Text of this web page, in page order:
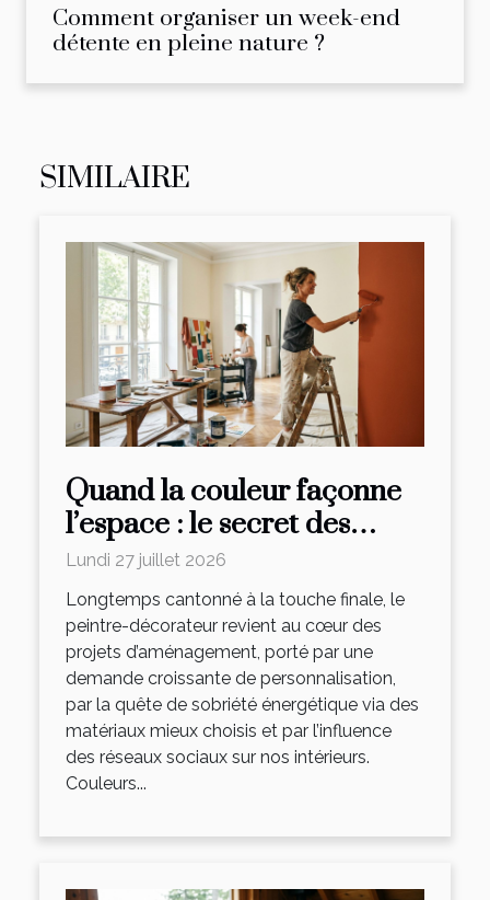
Comment organiser un week-end
détente en pleine nature ?
SIMILAIRE
Quand la couleur façonne
l’espace : le secret des
peintres-décorateurs
Lundi 27 juillet 2026
Longtemps cantonné à la touche finale, le
peintre-décorateur revient au cœur des
projets d’aménagement, porté par une
demande croissante de personnalisation,
par la quête de sobriété énergétique via des
matériaux mieux choisis et par l’influence
des réseaux sociaux sur nos intérieurs.
Couleurs...